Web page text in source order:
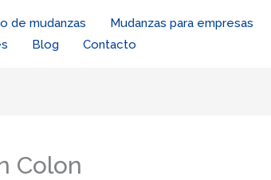
de mudanzas Mudanzas para empresas
Blog Contacto
Colon